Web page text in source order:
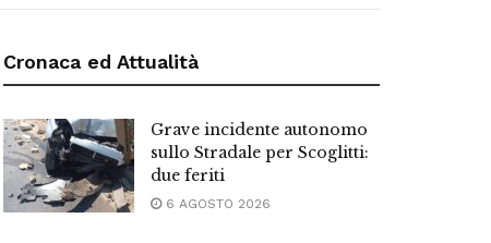
Cronaca ed Attualità
Grave incidente autonomo
sullo Stradale per Scoglitti:
due feriti
6 AGOSTO 2026